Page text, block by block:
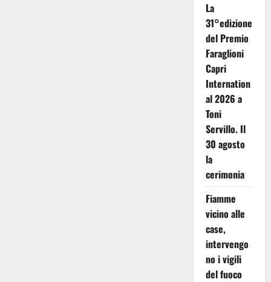
La
31°edizione
del Premio
Faraglioni
Capri
Internation
al 2026 a
Toni
Servillo. Il
30 agosto
la
cerimonia
Fiamme
vicino alle
case,
intervengo
no i vigili
del fuoco